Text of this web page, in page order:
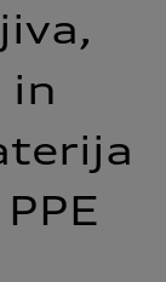
in